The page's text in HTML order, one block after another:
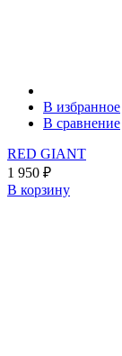
В избранное
В сравнение
RED GIANT
1 950 ₽
В корзину